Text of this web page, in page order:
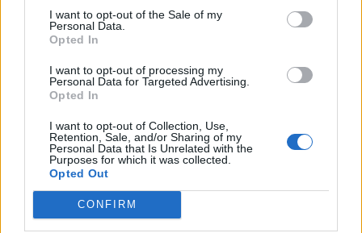
I want to opt-out of the Sale of my
Personal Data.
Opted In
I want to opt-out of processing my
Personal Data for Targeted Advertising.
Opted In
I want to opt-out of Collection, Use,
Retention, Sale, and/or Sharing of my
Personal Data that Is Unrelated with the
Purposes for which it was collected.
Opted Out
CONFIRM
Sütibeállítások
Médiatér
Liget
Krónika
Bihari Napló
Erdélyi Napló
Főtér